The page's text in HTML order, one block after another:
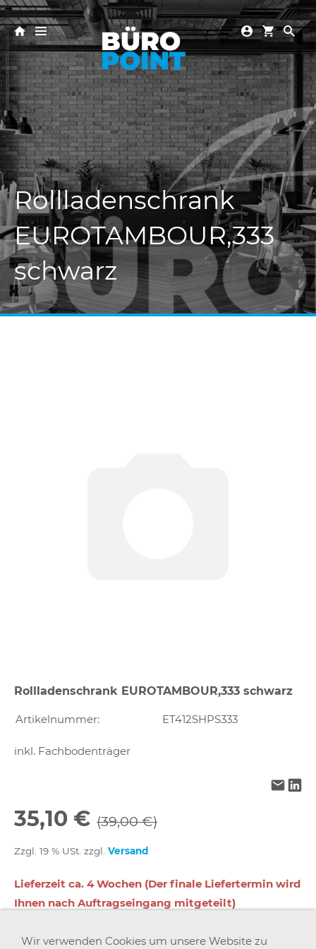
Rollladenschrank
EUROTAMBOUR,333
schwarz
Rollladenschrank EUROTAMBOUR,333 schwarz
Artikelnummer: ET412SHPS333
inkl. Fachbodenträger
35,10 € (39,00 €)
Zzgl. 19 % USt. zzgl. Versand
Lieferzeit ca. 4 Wochen (Der finale Liefertermin wird
Ihnen nach Auftragseingang mitgeteilt)
Wir verwenden Cookies um unsere Website zu